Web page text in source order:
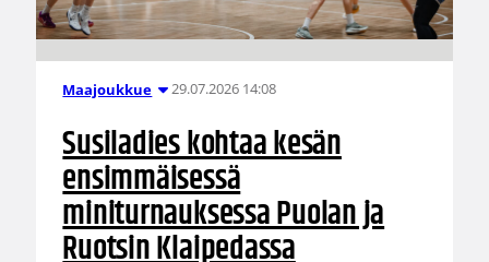
Maajoukkue 29.07.2026 14:08
Susiladies kohtaa kesän
ensimmäisessä
miniturnauksessa Puolan ja
Ruotsin Klaipedassa